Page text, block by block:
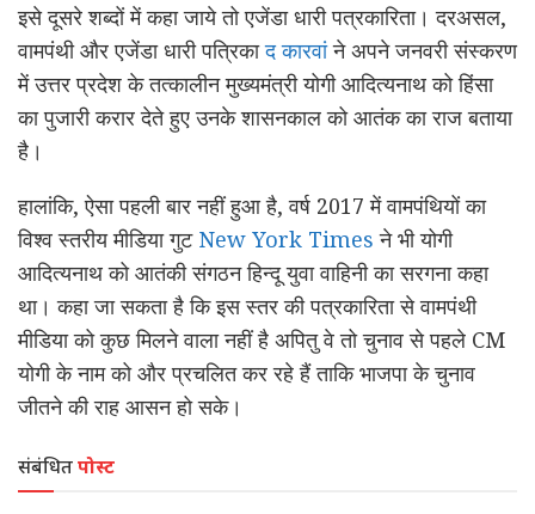
इसे दूसरे शब्दों में कहा जाये तो एजेंडा धारी पत्रकारिता। दरअसल,
वामपंथी और एजेंडा धारी पत्रिकाद कारवांने अपने जनवरी संस्करण
में उत्तर प्रदेश के तत्कालीन मुख्यमंत्री योगी आदित्यनाथ को हिंसा
का पुजारी करार देते हुए उनके शासनकाल को आतंक का राज बताया
है।
हालांकि, ऐसा पहली बार नहीं हुआ है, वर्ष 2017 में वामपंथियों का
विश्व स्तरीय मीडिया गुट New York Times ने भी योगी
आदित्यनाथ को आतंकी संगठन हिन्दू युवा वाहिनी का सरगना कहा
था। कहा जा सकता है कि इस स्तर की पत्रकारिता से वामपंथी
मीडिया को कुछ मिलने वाला नहीं है अपितु वे तो चुनाव से पहले CM
योगी के नाम को और प्रचलित कर रहे हैं ताकि भाजपा के चुनाव
जीतने की राह आसन हो सके।
संबंधितपोस्ट